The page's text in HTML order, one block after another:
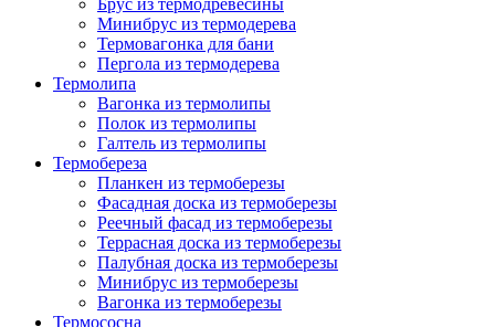
Брус из термодревесины
Минибрус из термодерева
Термовагонка для бани
Пергола из термодерева
Термолипа
Вагонка из термолипы
Полок из термолипы
Галтель из термолипы
Термобереза
Планкен из термоберезы
Фасадная доска из термоберезы
Реечный фасад из термоберезы
Террасная доска из термоберезы
Палубная доска из термоберезы
Минибрус из термоберезы
Вагонка из термоберезы
Термососна